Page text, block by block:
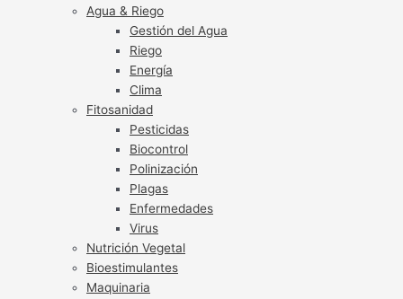
Agua & Riego
Gestión del Agua
Riego
Energía
Clima
Fitosanidad
Pesticidas
Biocontrol
Polinización
Plagas
Enfermedades
Virus
Nutrición Vegetal
Bioestimulantes
Maquinaria